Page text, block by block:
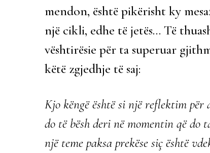
mendon, është pikërisht ky
një cikli, edhe të jetës… Të
vështirësie për ta superuar
këtë zgjedhje të saj:
Kjo këngë është si një reflektim për
do të bësh deri në momentin që do
një teme paksa prekëse siç është